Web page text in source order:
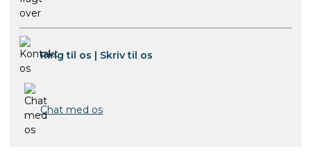
Ring til os | Skriv til os
Chat med os